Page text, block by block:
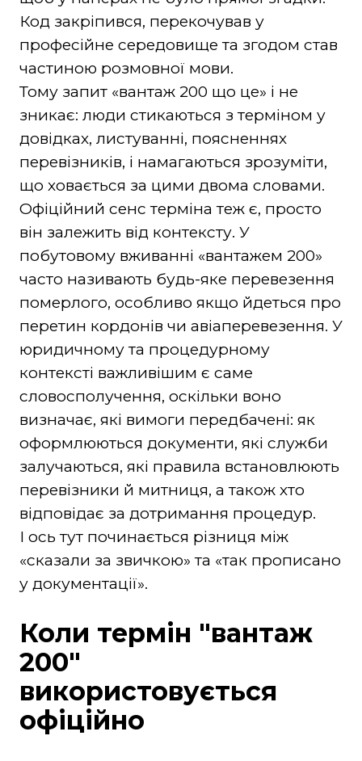
Код закріпився, перекочував у
професійне середовище та згодом став
частиною розмовної мови.
Тому запит «вантаж 200 що це» і не
зникає: люди стикаються з терміном у
довідках, листуванні, поясненнях
перевізників, і намагаються зрозуміти,
що ховається за цими двома словами.
Офіційний сенс терміна теж є, просто
він залежить від контексту. У
побутовому вживанні «вантажем 200»
часто називають будь-яке перевезення
померлого, особливо якщо йдеться про
перетин кордонів чи авіаперевезення. У
юридичному та процедурному
контексті важливішим є саме
словосполучення, оскільки воно
визначає, які вимоги передбачені: як
оформлюються документи, які служби
залучаються, які правила встановлюють
перевізники й митниця, а також хто
відповідає за дотримання процедур.
І ось тут починається різниця між
«сказали за звичкою» та «так прописано
у документації».
Коли термін "вантаж
200"
використовується
офіційно